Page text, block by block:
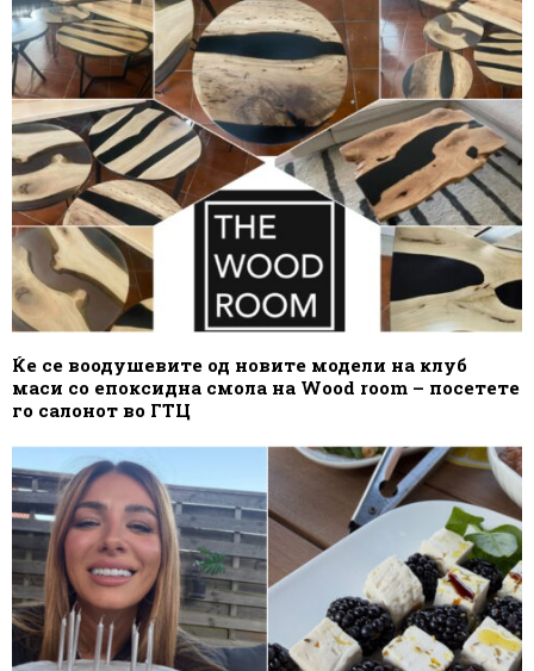
Ќе се воодушевите од новите модели на клуб
маси со епоксидна смола на Wood room – посетете
го салонот во ГТЦ